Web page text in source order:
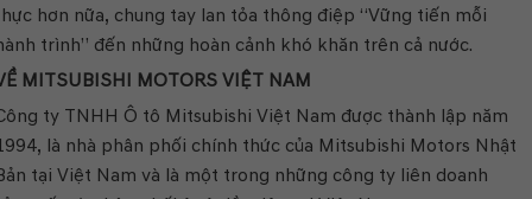
hơn nữa, chung tay lan tỏa thông điệp “Vững tiến mỗi
trình” đến những hoàn cảnh khó khăn trên cả nước.
MITSUBISHI MOTORS VIỆT NAM
ty TNHH Ô tô Mitsubishi Việt Nam được thành lập năm
là nhà phân phối chính thức của Mitsubishi Motors Nhật
tại Việt Nam và là một trong những công ty liên doanh